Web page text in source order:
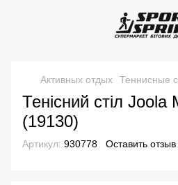
Активных отдых Теннисные
Тенісний стіл Joola
(19130)
Артикул: 930778 Оставить отзыв